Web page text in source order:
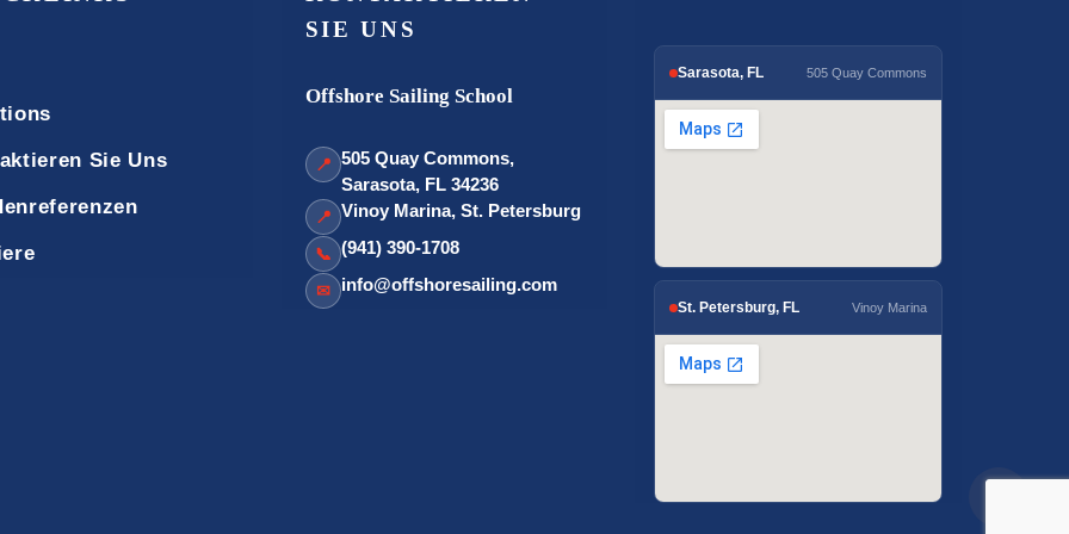
Sie Uns
SIE UNS
Offshore Sailing School
📍 505 Quay Commons,
Sarasota, FL 34236
📍 Vinoy Marina, St. Petersburg
📞 (941) 390-1708
✉ info@offshoresailing.com
Sarasota, FL 505 Quay Commons
St. Petersburg, FL Vinoy Marina